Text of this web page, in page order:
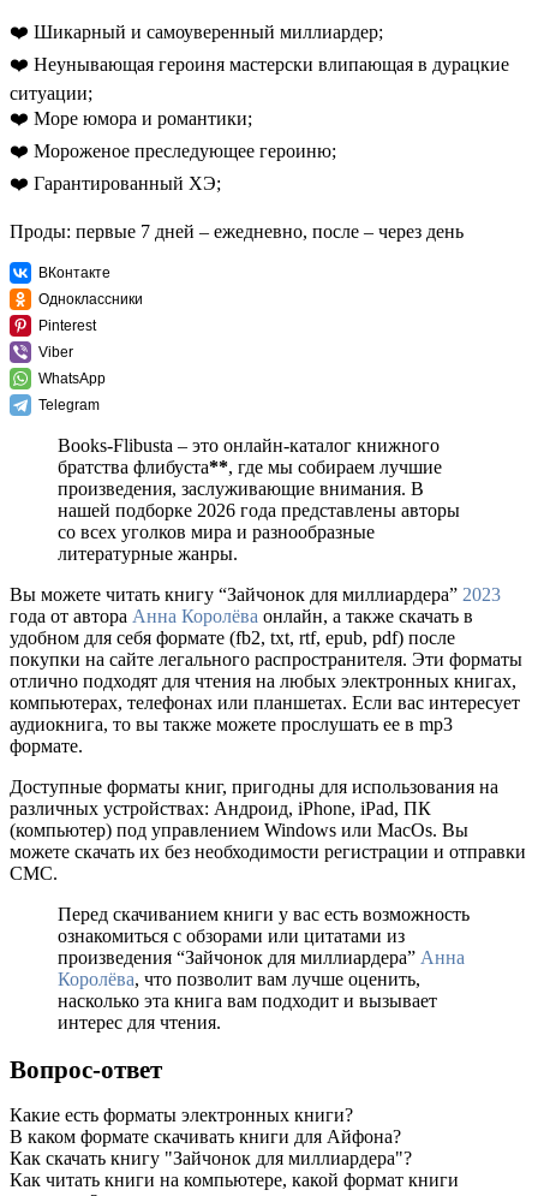
❤️ Шикарный и самоуверенный миллиардер;
❤️ Неунывающая героиня мастерски влипающая в дурацкие
ситуации;
❤️ Море юмора и романтики;
❤️ Мороженое преследующее героиню;
❤️ Гарантированный ХЭ;
Проды: первые 7 дней – ежедневно, после – через день
ВКонтакте
Одноклассники
Pinterest
Viber
WhatsApp
Telegram
Books-Flibusta – это онлайн-каталог книжного
братства флибуста**, где мы собираем лучшие
произведения, заслуживающие внимания. В
нашей подборке 2026 года представлены авторы
со всех уголков мира и разнообразные
литературные жанры.
Вы можете читать книгу “Зайчонок для миллиардера” 2023
года от автора Анна Королёва онлайн, а также скачать в
удобном для себя формате (fb2, txt, rtf, epub, pdf) после
покупки на сайте легального распространителя. Эти форматы
отлично подходят для чтения на любых электронных книгах,
компьютерах, телефонах или планшетах. Если вас интересует
аудиокнига, то вы также можете прослушать ее в mp3
формате.
Доступные форматы книг, пригодны для использования на
различных устройствах: Андроид, iPhone, iPad, ПК
(компьютер) под управлением Windows или MacOs. Вы
можете скачать их без необходимости регистрации и отправки
СМС.
Перед скачиванием книги у вас есть возможность
ознакомиться с обзорами или цитатами из
произведения “Зайчонок для миллиардера” Анна
Королёва, что позволит вам лучше оценить,
насколько эта книга вам подходит и вызывает
интерес для чтения.
Вопрос-ответ
Какие есть форматы электронных книги?
В каком формате скачивать книги для Айфона?
Как скачать книгу "Зайчонок для миллиардера"?
Как читать книги на компьютере, какой формат книги